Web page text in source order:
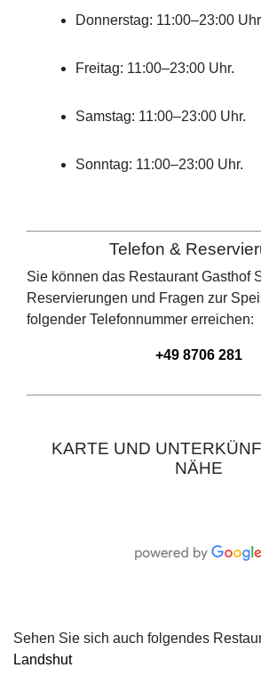
Donnerstag: 11:00–23:00
Freitag: 11:00–23:00 Uhr.
Samstag: 11:00–23:00 Uhr.
Sonntag: 11:00–23:00 Uhr.
Telefon &
Sie können das RestaurantGasthof
Reservierungen und Fragen zur
folgender Telefonnummer erreichen:
+49 8706 281
KARTE UND
NÄHE
Sehen Sie sich auch folgendes
Landshut